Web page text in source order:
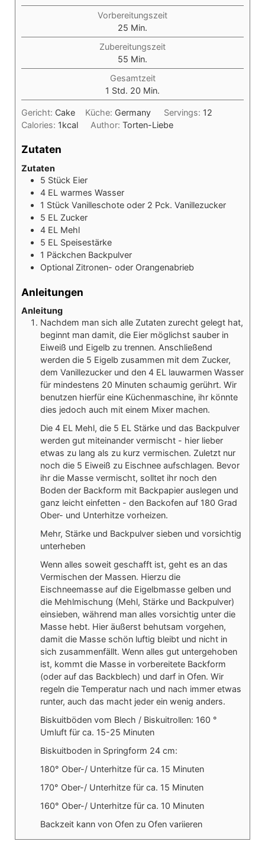
Vorbereitungszeit
25 Minuten
Min.
Zubereitungszeit
55 Minuten
Min.
Gesamtzeit
1 Stunde
Std. 20 Minuten
Min.
Gericht: Cake Küche: Germany Servings: 12
Calories: 1kcal Author:Torten-Liebe
Zutaten
Zutaten
5 Stück Eier
4 EL warmes Wasser
1 Stück Vanilleschote oder 2 Pck. Vanillezucker
5 EL Zucker
4 EL Mehl
5 EL Speisestärke
1 Päckchen Backpulver
Optional Zitronen- oder Orangenabrieb
Anleitungen
Anleitung
Nachdem man sich alle Zutaten zurecht gelegt hat,
beginnt man damit, die Eier möglichst sauber in
Eiweiß und Eigelb zu trennen. Anschließend
werden die 5 Eigelb zusammen mit dem Zucker,
dem Vanillezucker und den 4 EL lauwarmen Wasser
für mindestens 20 Minuten schaumig gerührt. Wir
benutzen hierfür eine Küchenmaschine, ihr könnte
dies jedoch auch mit einem Mixer machen.
Die 4 EL Mehl, die 5 EL Stärke und das Backpulver
werden gut miteinander vermischt - hier lieber
etwas zu lang als zu kurz vermischen. Zuletzt nur
noch die 5 Eiweiß zu Eischnee aufschlagen. Bevor
ihr die Masse vermischt, solltet ihr noch den
Boden der Backform mit Backpapier auslegen und
ganz leicht einfetten - den Backofen auf 180 Grad
Ober- und Unterhitze vorheizen.
Mehr, Stärke und Backpulver sieben und vorsichtig
unterheben
Wenn alles soweit geschafft ist, geht es an das
Vermischen der Massen. Hierzu die
Eischneemasse auf die Eigelbmasse gelben und
die Mehlmischung (Mehl, Stärke und Backpulver)
einsieben, während man alles vorsichtig unter die
Masse hebt. Hier äußerst behutsam vorgehen,
damit die Masse schön luftig bleibt und nicht in
sich zusammenfällt. Wenn alles gut untergehoben
ist, kommt die Masse in vorbereitete Backform
(oder auf das Backblech) und darf in Ofen. Wir
regeln die Temperatur nach und nach immer etwas
runter, auch das macht jeder ein wenig anders.
Biskuitböden vom Blech / Biskuitrollen: 160 °
Umluft für ca. 15-25 Minuten
Biskuitboden in Springform 24 cm:
180° Ober-/ Unterhitze für ca. 15 Minuten
170° Ober-/ Unterhitze für ca. 15 Minuten
160° Ober-/ Unterhitze für ca. 10 Minuten
Backzeit kann von Ofen zu Ofen variieren